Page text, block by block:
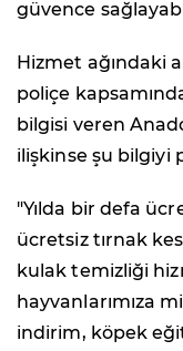
güvence
Hizmet ağındaki
poliçe
bilgisi veren
ilişkinse şu bilgiyi
"Yılda bir defa
ücretsiz tırnak
kulak temizliği
hayvanlarımıza
indirim, köpek